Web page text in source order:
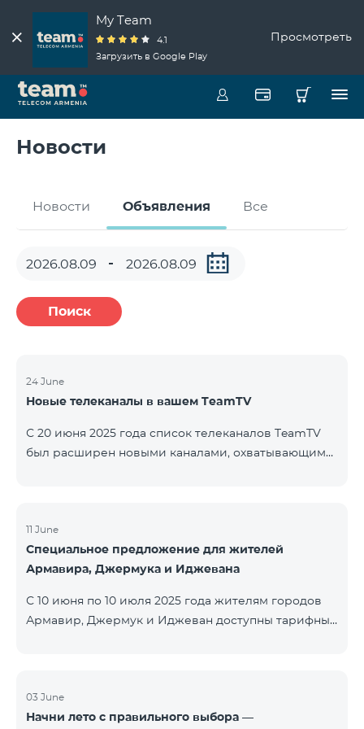
My Team
4.1
Загрузить в Google Play
Просмотреть
Новости
Новости Объявления Все
Поиск
24 June
Новые телеканалы в вашем TeamTV
С 20 июня 2025 года список телеканалов TeamTV
был расширен новыми каналами, охватывающими
Russian Информационный 230 AMEDIA Фильмы 231
AMEDIA 2 Фильмы 232 AMEDIA HIT Фильмы 233
11 June
Специальное предложение для жителей
Армавира, Джермука и Иджевана
С 10 июня по 10 июля 2025 года жителям городов
Армавир, Джермук и Иджеван доступны тарифные
предоставляется 50% скидка на первые 6 месяцев
при условии годовой подписки (12 месяцев).
03 June
Начни лето с правильного выбора —